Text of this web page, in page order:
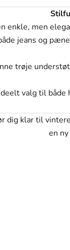
enkle, men
jeans og
trøje
valg til både
dig klar til
en